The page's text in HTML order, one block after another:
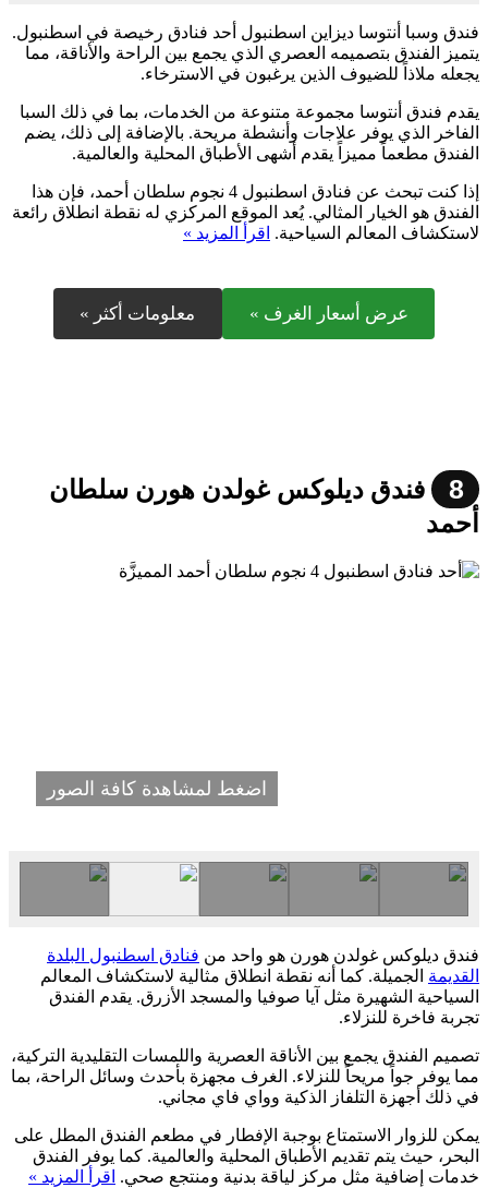
فندق وسبا أنتوسا ديزاين اسطنبول أحد فنادق رخيصة في اسطنبول.
يتميز الفندق بتصميمه العصري الذي يجمع بين الراحة والأناقة، مما
يجعله ملاذاً للضيوف الذين يرغبون في الاسترخاء.
يقدم فندق أنتوسا مجموعة متنوعة من الخدمات، بما في ذلك السبا
الفاخر الذي يوفر علاجات وأنشطة مريحة. بالإضافة إلى ذلك، يضم
الفندق مطعماً مميزاً يقدم أشهى الأطباق المحلية والعالمية.
إذا كنت تبحث عن فنادق اسطنبول 4 نجوم سلطان أحمد، فإن هذا
الفندق هو الخيار المثالي. يُعد الموقع المركزي له نقطة انطلاق رائعة
لاستكشاف المعالم السياحية. اقرأ المزيد »
عرض أسعار الغرف » معلومات أكثر »
8
فندق ديلوكس غولدن هورن سلطان
أحمد
اضغط لمشاهدة كافة الصور
فندق ديلوكس غولدن هورن هو واحد من فنادق اسطنبول البلدة
القديمة الجميلة. كما أنه نقطة انطلاق مثالية لاستكشاف المعالم
السياحية الشهيرة مثل آيا صوفيا والمسجد الأزرق. يقدم الفندق
تجربة فاخرة للنزلاء.
تصميم الفندق يجمع بين الأناقة العصرية واللمسات التقليدية التركية،
مما يوفر جواً مريحاً للنزلاء. الغرف مجهزة بأحدث وسائل الراحة، بما
في ذلك أجهزة التلفاز الذكية وواي فاي مجاني.
يمكن للزوار الاستمتاع بوجبة الإفطار في مطعم الفندق المطل على
البحر، حيث يتم تقديم الأطباق المحلية والعالمية. كما يوفر الفندق
خدمات إضافية مثل مركز لياقة بدنية ومنتجع صحي. اقرأ المزيد »